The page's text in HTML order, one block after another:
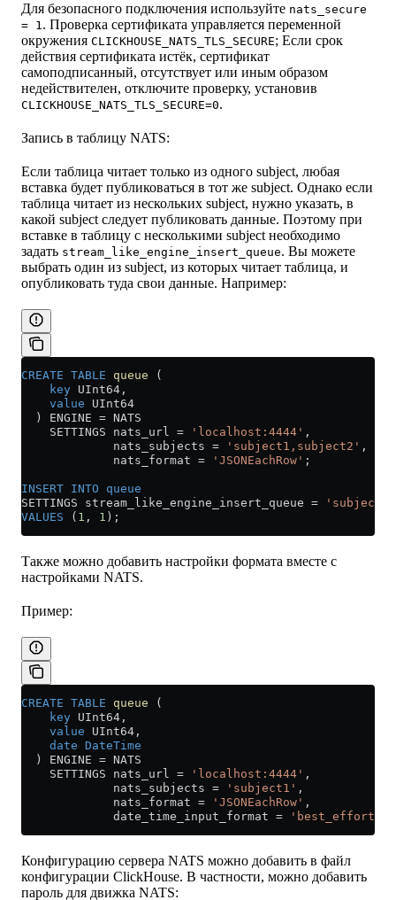
Для безопасного подключения используйте nats_secure
= 1. Проверка сертификата управляется переменной
окружения CLICKHOUSE_NATS_TLS_SECURE; Если срок
действия сертификата истёк, сертификат
самоподписанный, отсутствует или иным образом
недействителен, отключите проверку, установив
CLICKHOUSE_NATS_TLS_SECURE=0.
Запись в таблицу NATS:
Если таблица читает только из одного subject, любая
вставка будет публиковаться в тот же subject. Однако если
таблица читает из нескольких subject, нужно указать, в
какой subject следует публиковать данные. Поэтому при
вставке в таблицу с несколькими subject необходимо
задать stream_like_engine_insert_queue. Вы можете
выбрать один из subject, из которых читает таблица, и
опубликовать туда свои данные. Например:
CREATE TABLE queue (
    key
UInt64,
    value
UInt64
  ) ENGINE
= NATS
    SETTINGS nats_url
= 'localhost:4444' ,
             nats_subjects
= 'subject1,subject2' ,
             nats_format
= 'JSONEachRow' ;
INSERT INTO queue
SETTINGS stream_like_engine_insert_queue = 'subject2'
VALUES ( 1 , 1 );
Также можно добавить настройки формата вместе с
настройками NATS.
Пример:
CREATE TABLE queue (
    key
UInt64,
    value
UInt64,
    date
DateTime
  ) ENGINE
= NATS
    SETTINGS nats_url
= 'localhost:4444' ,
             nats_subjects
= 'subject1' ,
             nats_format
= 'JSONEachRow' ,
             date_time_input_format
= 'best_effort'
Конфигурацию сервера NATS можно добавить в файл
конфигурации ClickHouse. В частности, можно добавить
пароль для движка NATS: